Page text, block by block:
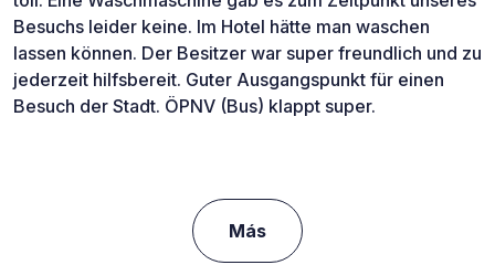
Besuchs leider keine. Im Hotel hätte man waschen
lassen können. Der Besitzer war super freundlich und zu
jederzeit hilfsbereit. Guter Ausgangspunkt für einen
Besuch der Stadt. ÖPNV (Bus) klappt super.
Más